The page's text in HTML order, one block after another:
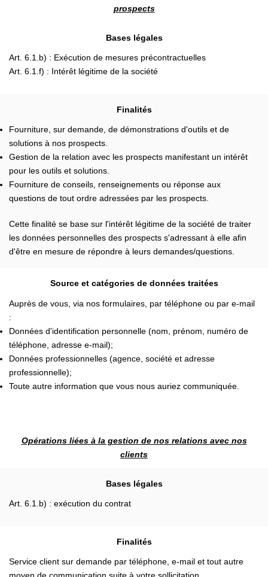
prospects
Bases légales
Art. 6.1.b) : Exécution de mesures précontractuelles
Art. 6.1.f) : Intérêt légitime de la société
Finalités
Fourniture, sur demande, de démonstrations d'outils et de
solutions à nos prospects.
Gestion de la relation avec les prospects manifestant un intérêt
pour les outils et solutions.
Fourniture de conseils, renseignements ou réponse aux
questions de tout ordre adressées par les prospects.
Cette finalité se base sur l'intérêt légitime de la société de traiter
les données personnelles des prospects s'adressant à elle afin
d'être en mesure de répondre à leurs demandes/questions.
Source et catégories de données traitées
Auprès de vous, via nos formulaires, par téléphone ou par e-mail
:
Données d'identification personnelle (nom, prénom, numéro de
téléphone, adresse e-mail);
Données professionnelles (agence, société et adresse
professionnelle);
Toute autre information que vous nous auriez communiquée.
Opérations liées à la gestion de nos relations avec nos
clients
Bases légales
Art. 6.1.b) : exécution du contrat
Finalités
Service client sur demande par téléphone, e-mail et tout autre